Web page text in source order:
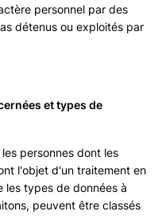
personnel par des
détenus ou exploités par
et types de
personnes dont les
l'objet d'un traitement en
les types de données à
peuvent être classés